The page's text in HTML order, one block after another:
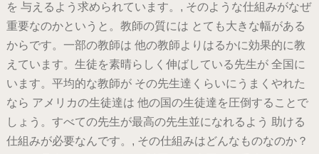
を 与えるよう求められています。, そのような仕組みがなぜ
重要なのかというと。教師の質には とても大きな幅がある
からです。一部の教師は 他の教師よりはるかに効果的に教
えています。生徒を素晴らしく伸ばしている先生が 全国に
います。平均的な教師が その先生達くらいにうまくやれた
なら アメリカの生徒達は 他の国の生徒達を圧倒することで
しょう。すべての先生が最高の先生並になれるよう 助ける
仕組みが必要なんです。, その仕組みはどんなものなのか？